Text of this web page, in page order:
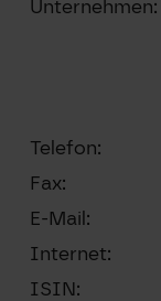
Unternehmen:
Telefon:
Fax:
E-Mail:
Internet:
ISIN: